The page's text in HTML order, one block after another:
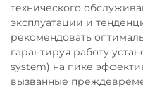
технического
эксплуатации и
рекомендовать
гарантируя работу
system) на пике
вызванные